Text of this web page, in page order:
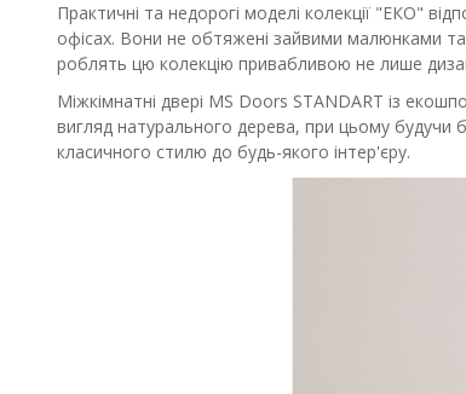
Практичні та недорогі моделі колекції "ЕКО"
офісах. Вони не обтяжені зайвими малюнками
роблять цю колекцію привабливою не лише
Міжкімнатні двері MS Doors STANDART із
вигляд натурального дерева, при цьому будучи
класичного стилю до будь-якого інтер'єру.